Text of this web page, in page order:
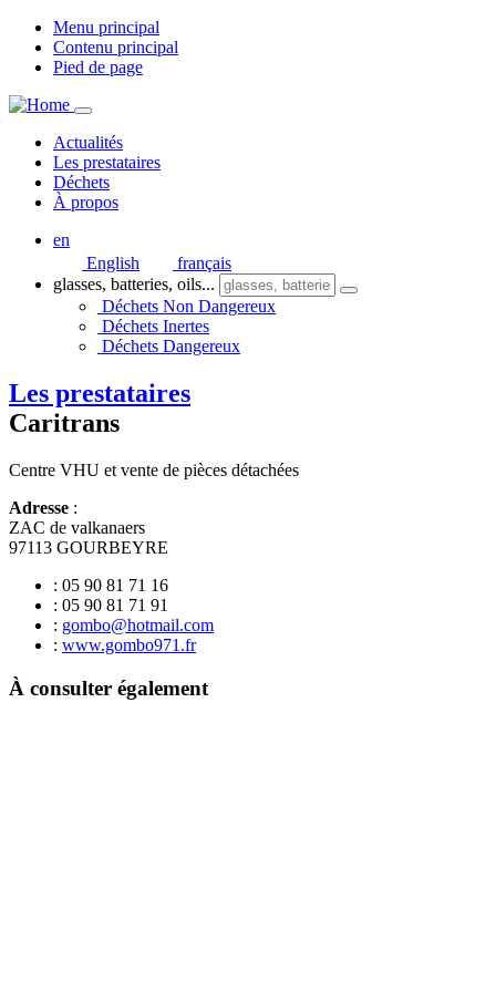
Menu principal
Contenu principal
Pied de page
Actualités
Les prestataires
Déchets
À propos
en
English
français
glasses, batteries, oils...
Déchets Non Dangereux
Déchets Inertes
Déchets Dangereux
Les prestataires
Caritrans
Centre VHU et vente de pièces détachées
Adresse :
ZAC de valkanaers
97113 GOURBEYRE
: 05 90 81 71 16
: 05 90 81 71 91
: gombo@hotmail.com
: www.gombo971.fr
À consulter également